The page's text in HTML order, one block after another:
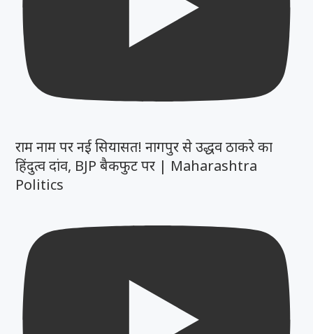
राम नाम पर नई सियासत! नागपुर से उद्धव ठाकरे का
हिंदुत्व दांव, BJP बैकफुट पर | Maharashtra
Politics